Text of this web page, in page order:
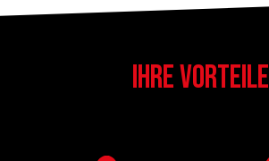
IHRE VORTEILE